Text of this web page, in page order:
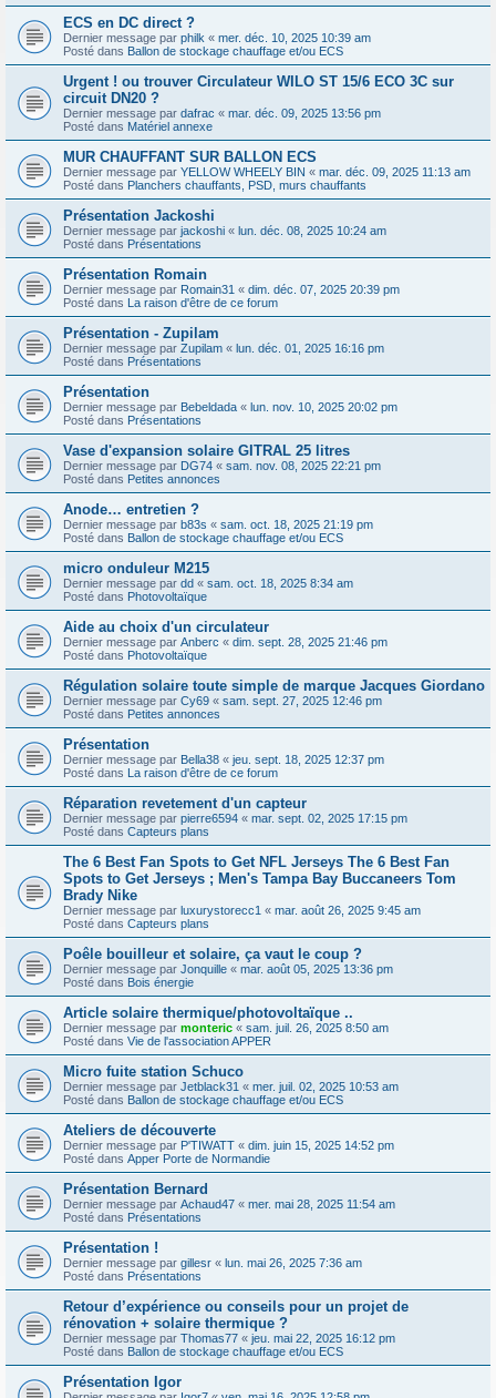
ECS en DC direct ?
Dernier message par philk « mer. déc. 10, 2025 10:39 am
Posté dans Ballon de stockage chauffage et/ou ECS
Urgent ! ou trouver Circulateur WILO ST 15/6 ECO 3C sur
circuit DN20 ?
Dernier message par dafrac « mar. déc. 09, 2025 13:56 pm
Posté dans Matériel annexe
MUR CHAUFFANT SUR BALLON ECS
Dernier message par YELLOW WHEELY BIN « mar. déc. 09, 2025 11:13 am
Posté dans Planchers chauffants, PSD, murs chauffants
Présentation Jackoshi
Dernier message par jackoshi « lun. déc. 08, 2025 10:24 am
Posté dans Présentations
Présentation Romain
Dernier message par Romain31 « dim. déc. 07, 2025 20:39 pm
Posté dans La raison d'être de ce forum
Présentation - Zupilam
Dernier message par Zupilam « lun. déc. 01, 2025 16:16 pm
Posté dans Présentations
Présentation
Dernier message par Bebeldada « lun. nov. 10, 2025 20:02 pm
Posté dans Présentations
Vase d'expansion solaire GITRAL 25 litres
Dernier message par DG74 « sam. nov. 08, 2025 22:21 pm
Posté dans Petites annonces
Anode… entretien ?
Dernier message par b83s « sam. oct. 18, 2025 21:19 pm
Posté dans Ballon de stockage chauffage et/ou ECS
micro onduleur M215
Dernier message par dd « sam. oct. 18, 2025 8:34 am
Posté dans Photovoltaïque
Aide au choix d'un circulateur
Dernier message par Anberc « dim. sept. 28, 2025 21:46 pm
Posté dans Photovoltaïque
Régulation solaire toute simple de marque Jacques Giordano
Dernier message par Cy69 « sam. sept. 27, 2025 12:46 pm
Posté dans Petites annonces
Présentation
Dernier message par Bella38 « jeu. sept. 18, 2025 12:37 pm
Posté dans La raison d'être de ce forum
Réparation revetement d'un capteur
Dernier message par pierre6594 « mar. sept. 02, 2025 17:15 pm
Posté dans Capteurs plans
The 6 Best Fan Spots to Get NFL Jerseys The 6 Best Fan
Spots to Get Jerseys ; Men's Tampa Bay Buccaneers Tom
Brady Nike
Dernier message par luxurystorecc1 « mar. août 26, 2025 9:45 am
Posté dans Capteurs plans
Poêle bouilleur et solaire, ça vaut le coup ?
Dernier message par Jonquille « mar. août 05, 2025 13:36 pm
Posté dans Bois énergie
Article solaire thermique/photovoltaïque ..
Dernier message par monteric « sam. juil. 26, 2025 8:50 am
Posté dans Vie de l'association APPER
Micro fuite station Schuco
Dernier message par Jetblack31 « mer. juil. 02, 2025 10:53 am
Posté dans Ballon de stockage chauffage et/ou ECS
Ateliers de découverte
Dernier message par P'TIWATT « dim. juin 15, 2025 14:52 pm
Posté dans Apper Porte de Normandie
Présentation Bernard
Dernier message par Achaud47 « mer. mai 28, 2025 11:54 am
Posté dans Présentations
Présentation !
Dernier message par gillesr « lun. mai 26, 2025 7:36 am
Posté dans Présentations
Retour d’expérience ou conseils pour un projet de
rénovation + solaire thermique ?
Dernier message par Thomas77 « jeu. mai 22, 2025 16:12 pm
Posté dans Ballon de stockage chauffage et/ou ECS
Présentation Igor